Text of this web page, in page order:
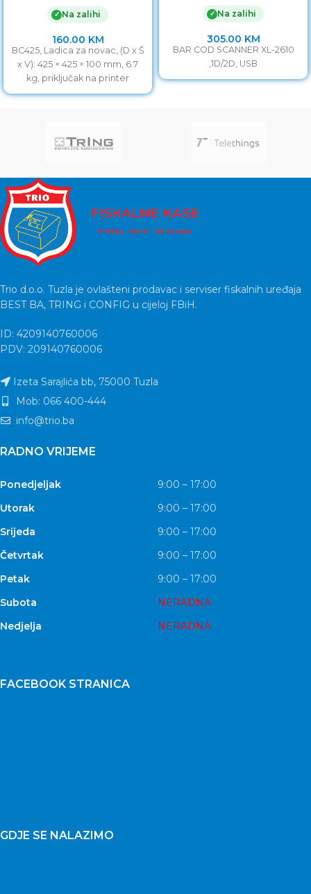
✓ Na zalihi
160.00 KM
BC425, Ladica za novac, (D x Š
x V): 425 × 425 × 100 mm, 6.7
kg, priključak na printer
✓ Na zalihi
305.00 KM
BAR COD SCANNER XL-2610
,1D/2D, USB
Trio d.o.o. Tuzla je ovlašteni prodavac i serviser fiskalnih uređaja
BEST BA, TRING i CONFIG u cijeloj FBiH.
ID: 4209140760006
PDV: 209140760006
Izeta Sarajlića bb, 75000 Tuzla
Mob: 066 400-444
info@trio.ba
RADNO VRIJEME
Ponedjeljak
9:00 – 17:00
Utorak
9:00 – 17:00
Srijeda
9:00 – 17:00
Četvrtak
9:00 – 17:00
Petak
9:00 – 17:00
Subota
NERADNA
Nedjelja
NERADNA
FACEBOOK STRANICA
GDJE SE NALAZIMO